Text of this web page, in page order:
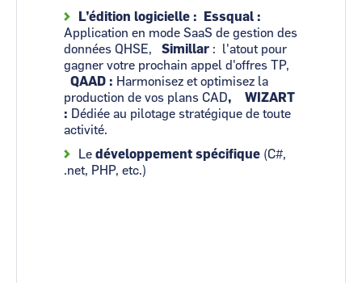
L’édition logicielle : Essqual :
Application en mode SaaS de gestion des
données QHSE, Simillar : l'atout pour
gagner votre prochain appel d'offres TP,
QAAD : Harmonisez et optimisez la
production de vos plans CAD, WIZART
: Dédiée au pilotage stratégique de toute
activité.
Le développement spécifique (C#,
.net, PHP, etc.)